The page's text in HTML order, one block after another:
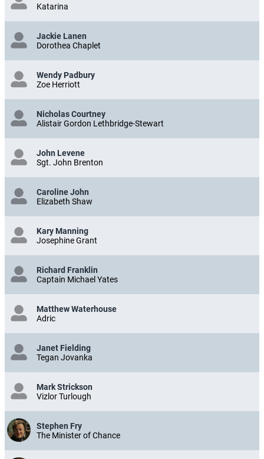
Katarina
Jackie Lanen
Dorothea Chaplet
Wendy Padbury
Zoe Herriott
Nicholas Courtney
Alistair Gordon Lethbridge-Stewart
John Levene
Sgt. John Brenton
Caroline John
Elizabeth Shaw
Kary Manning
Josephine Grant
Richard Franklin
Captain Michael Yates
Matthew Waterhouse
Adric
Janet Fielding
Tegan Jovanka
Mark Strickson
Vizlor Turlough
Stephen Fry
The Minister of Chance